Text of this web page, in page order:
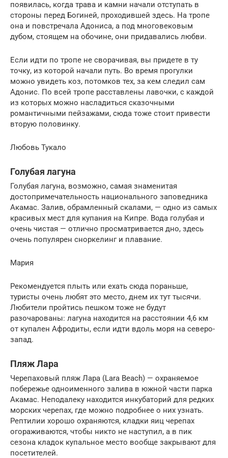
появилась, когда трава и камни начали отступать в
стороны перед Богиней, проходившей здесь. На тропе
она и повстречала Адониса, а под многовековым
дубом, стоящем на обочине, они придавались любви.
Если идти по тропе не сворачивая, вы придете в ту
точку, из которой начали путь. Во время прогулки
можно увидеть коз, потомков тех, за кем следил сам
Адонис. По всей тропе расставлены лавочки, с каждой
из которых можно насладиться сказочными
романтичными пейзажами, сюда тоже стоит привести
вторую половинку.
Любовь Тукало
Голубая лагуна
Голубая лагуна, возможно, самая знаменитая
достопримечательность национального заповедника
Акамас. Залив, обрамленный скалами, — одно из самых
красивых мест для купания на Кипре. Вода голубая и
очень чистая — отлично просматривается дно, здесь
очень популярен сноркелинг и плавание.
Мария
Рекомендуется плыть или ехать сюда пораньше,
туристы очень любят это место, днем их тут тысячи.
Любители пройтись пешком тоже не будут
разочарованы: лагуна находится на расстоянии 4,6 км
от купален Афродиты, если идти вдоль моря на северо-
запад.
Пляж Лара
Черепаховый пляж Лара (Lara Beach) — охраняемое
побережье одноименного залива в южной части парка
Акамас. Неподалеку находится инкубаторий для редких
морских черепах, где можно подробнее о них узнать.
Рептилии хорошо охраняются, кладки яиц черепах
огораживаются, чтобы никто не наступил, а в пик
сезона кладок купальное место вообще закрывают для
посетителей.